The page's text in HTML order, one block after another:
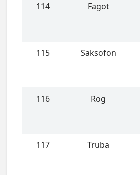
114 Fagot
115 Saksofon
116 Rog
117 Truba